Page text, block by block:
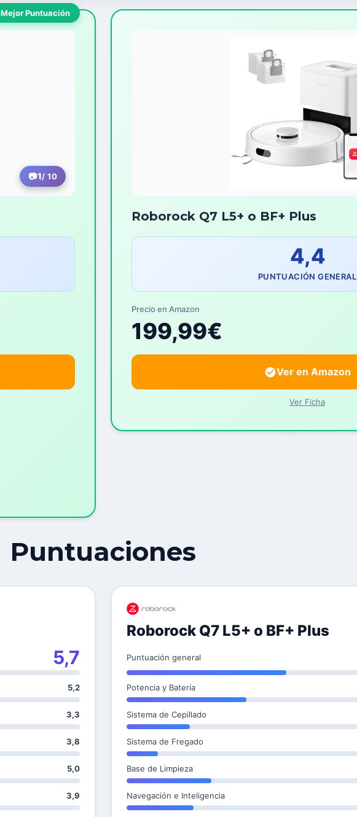
Mejor Puntuación
1/ 10
Roborock Q7 L5+ o BF+ Plus
4,4
PUNTUACIÓN GENERAL
Precio en Amazon
199,99€
Ver en Amazon
Ver Ficha
Puntuaciones
5,7
5,2
3,3
3,8
5,0
3,9
Roborock Q7 L5+ o BF+ Plus
Puntuación general
Potencia y Batería
Sistema de Cepillado
Sistema de Fregado
Base de Limpieza
Navegación e Inteligencia